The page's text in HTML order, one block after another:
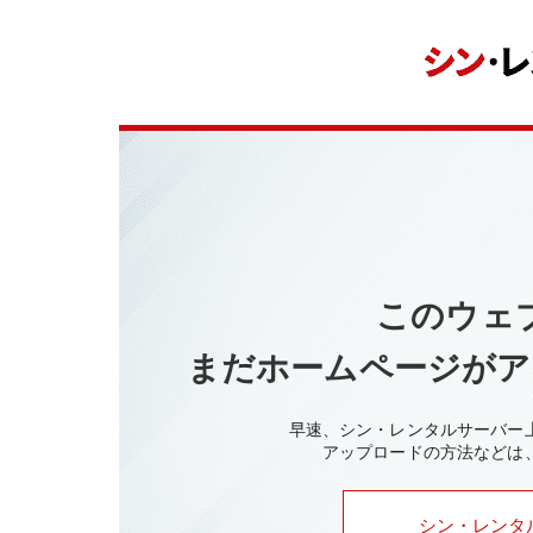
このウェ
まだホームページが
早速、シン・レンタルサーバー
アップロードの方法などは
シン・レン